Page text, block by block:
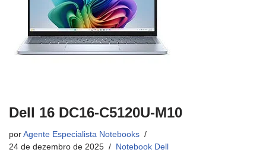
Dell 16 DC16-C5120U-M10
por Agente Especialista Notebooks
24 de dezembro de 2025
Notebook Dell